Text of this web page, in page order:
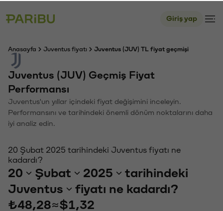
Giriş yap
Anasayfa Juventus fiyatı Juventus (JUV) TL fiyat geçmişi
Juventus (JUV) Geçmiş Fiyat
Performansı
Juventus'un yıllar içindeki fiyat değişimini inceleyin.
Performansını ve tarihindeki önemli dönüm noktalarını daha
iyi analiz edin.
20 Şubat 2025 tarihindeki Juventus fiyatı ne
kadardı?
20 Şubat 2025
tarihindeki
Juventus
fiyatı ne kadardı?
₺48,28≈$1,32